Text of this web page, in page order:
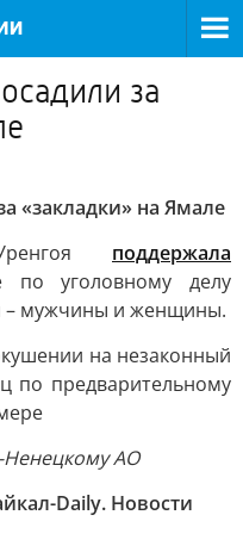
за
«закладки» на Ямале
поддержала
по уголовному делу
– мужчины и женщины.
на незаконный
по предварительному
АО
Daily. Новости